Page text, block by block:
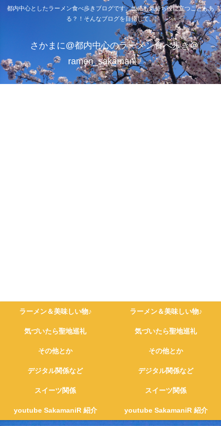
都内中心としたラーメン食べ歩きブログです。他にも気持ち役に立つこともあ
る？！そんなブログを目指して。
さかまに@都内中心のラーメン食べ歩き＠
ramen_sakamani
ラーメン＆美味しい物♪ ラーメン＆美味しい物♪
気づいたら聖地巡礼 気づいたら聖地巡礼
その他とか その他とか
デジタル関係など デジタル関係など
スイーツ関係 スイーツ関係
youtube SakamaniR 紹介 youtube SakamaniR 紹介